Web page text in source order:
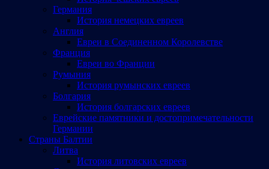
Германия
История немецких евреев
Англия
Евреи в Соединенном Королевстве
Франция
Евреи во Франции
Румыния
История румынских евреев
Болгария
История болгарских евреев
Еврейские памятники и достопримечательности
Германии
Страны Балтии
Литва
История литовских евреев